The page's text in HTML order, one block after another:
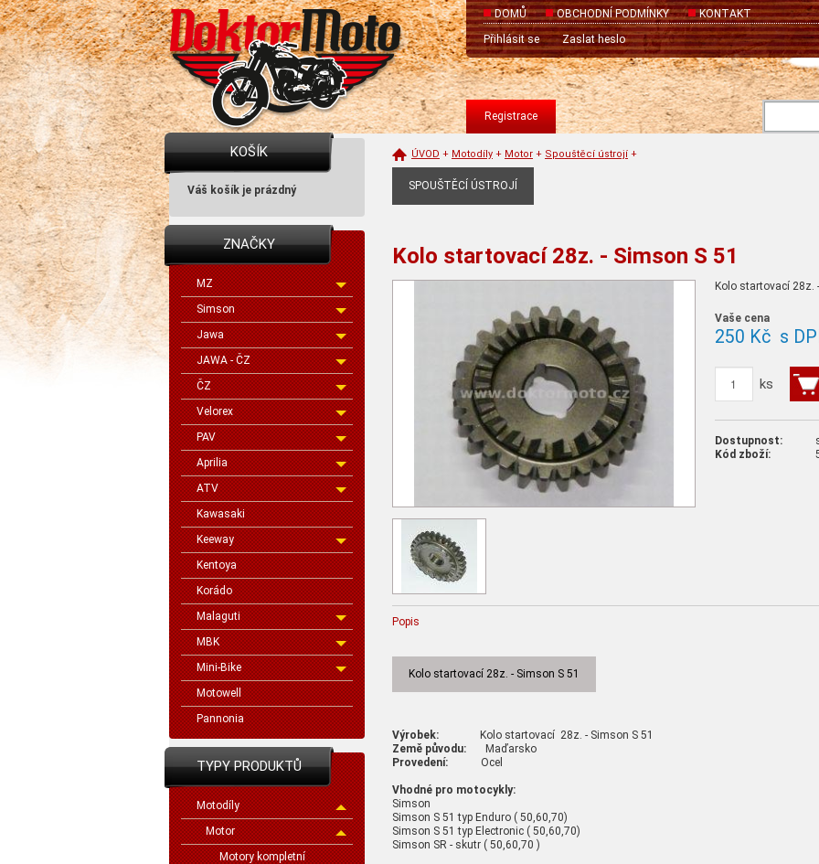
DOMŮ OBCHODNÍ PODMÍNKY
KONTAKT
Přihlásit se
Zaslat heslo
Registrace
KOŠÍK
Váš košík je prázdný
ZNAČKY
MZ
Simson
Jawa
JAWA - ČZ
ČZ
Velorex
PAV
Aprilia
ATV
Kawasaki
Keeway
Kentoya
Korádo
Malaguti
MBK
Mini-Bike
Motowell
Pannonia
TYPY PRODUKTŮ
Motodíly
Motor
Motory kompletní
ÚVOD + Motodíly + Motor + Spouštěcí ústrojí +
SPOUŠTĚCÍ ÚSTROJÍ
Kolo startovací 28z. - Simson S 51
Kolo startovací 28z.
Vaše cena
250 Kč s
ks
Dostupnost:
Kód zboží:
Popis
Kolo startovací 28z. - Simson S 51
Výrobek: Kolo startovací 28z. - Simson S 51
Země původu: Maďarsko
Provedení: Ocel
Vhodné pro motocykly:
Simson
Simson S 51 typ Enduro ( 50,60,70)
Simson S 51 typ Electronic ( 50,60,70)
Simson SR - skutr ( 50,60,70 )